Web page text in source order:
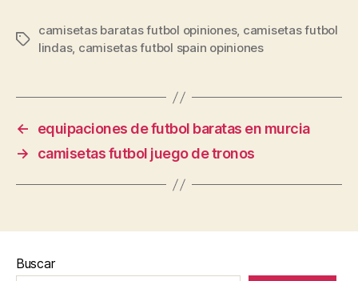
Etiquetas
camisetas baratas futbol opiniones, camisetas futbol
lindas, camisetas futbol spain opiniones
←
equipaciones de futbol baratas en murcia
→
camisetas futbol juego de tronos
Buscar